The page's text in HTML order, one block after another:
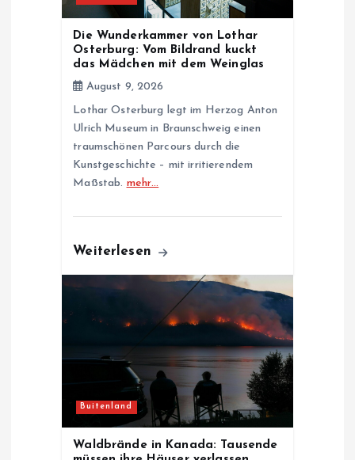
Die Wunderkammer von Lothar
Osterburg: Vom Bildrand kuckt
das Mädchen mit dem Weinglas
August 9, 2026
Lothar Osterburg legt im Herzog Anton
Ulrich Museum in Braunschweig einen
traumschönen Parcours durch die
Kunstgeschichte – mit irritierendem
Maßstab. mehr…
Weiterlesen
Buitenland
Waldbrände in Kanada: Tausende